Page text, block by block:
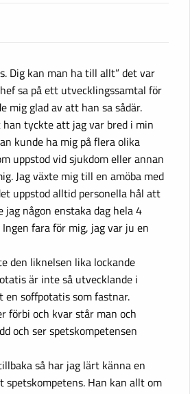
Dig kan man ha till allt” det var
sa på ett utvecklingssamtal för
mig glad av att han sa sådär.
tyckte att jag var bred i min
kunde ha mig på flera olika
uppstod vid sjukdom eller annan
Jag växte mig till en amöba med
uppstod alltid personella hål att
jag någon enstaka dag hela 4
fara för mig, jag var ju en
den liknelsen lika lockande
är inte så utvecklande i
en soffpotatis som fastnar.
förbi och kvar står man och
och ser spetskompetensen
så har jag lärt känna en
spetskompetens. Han kan allt om